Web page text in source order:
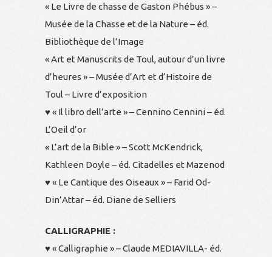
« Le Livre de chasse de Gaston Phébus » –
Musée de la Chasse et de la Nature – éd.
Bibliothèque de l’Image
« Art et Manuscrits de Toul, autour d’un livre
d’heures » – Musée d’Art et d’Histoire de
Toul – Livre d’exposition
♥ « Il libro dell’arte » – Cennino Cennini – éd.
L’Oeil d’or
« L’art de la Bible » – Scott McKendrick,
Kathleen Doyle – éd. Citadelles et Mazenod
♥ « Le Cantique des Oiseaux » – Farid Od-
Din’Attar – éd. Diane de Selliers
CALLIGRAPHIE :
♥ « Calligraphie » – Claude MEDIAVILLA- éd.